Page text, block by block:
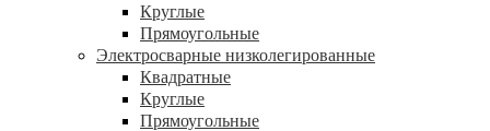
Круглые
Прямоугольные
Электросварные низколегированные
Квадратные
Круглые
Прямоугольные